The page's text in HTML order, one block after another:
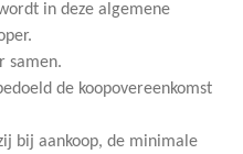
in deze algemene
samen.
de koopovereenkomst
bij aankoop, de minimale